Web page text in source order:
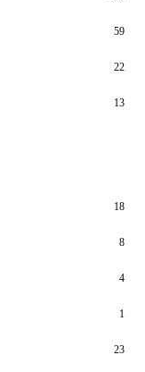
59
22
13
18
8
4
1
23